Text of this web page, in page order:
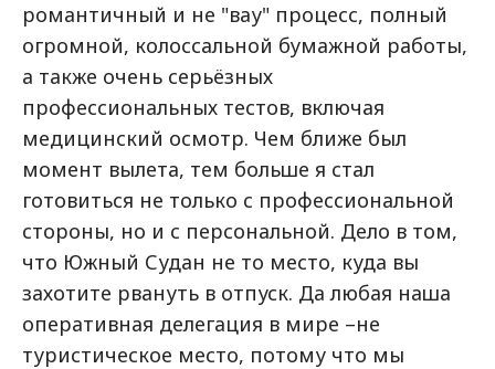
романтичный и не "вау" процесс, полный
огромной, колоссальной бумажной работы,
а также очень серьёзных
профессиональных тестов, включая
медицинский осмотр. Чем ближе был
момент вылета, тем больше я стал
готовиться не только с профессиональной
стороны, но и с персональной. Дело в том,
что Южный Судан не то место, куда вы
захотите рвануть в отпуск. Да любая наша
оперативная делегация в мире –не
туристическое место, потому что мы